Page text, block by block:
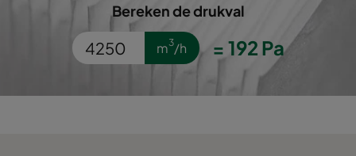
CamGT 3V 600-T13
Bereken de drukval
m3/h = 192 Pa